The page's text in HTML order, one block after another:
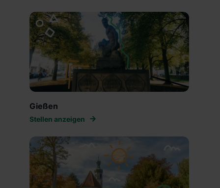
Gießen
Stellen anzeigen